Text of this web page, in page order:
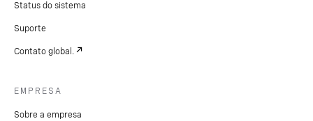
Status do sistema
Suporte
Contato global.
EMPRESA
Sobre a empresa